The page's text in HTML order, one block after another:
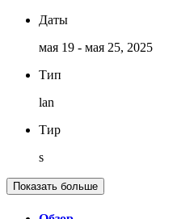
Даты
мая 19 - мая 25, 2025
Тип
lan
Тир
s
Показать больше